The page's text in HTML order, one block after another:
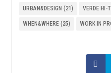
URBAN&DESIGN (21) VERDE HI-
WHEN&WHERE (25) WORK IN